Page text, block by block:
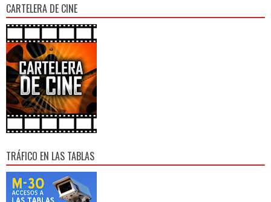
CARTELERA DE CINE
TRÁFICO EN LAS TABLAS